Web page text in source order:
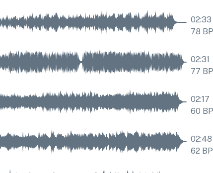
02:33
78
02:31
77
02:17
60
02:48
62